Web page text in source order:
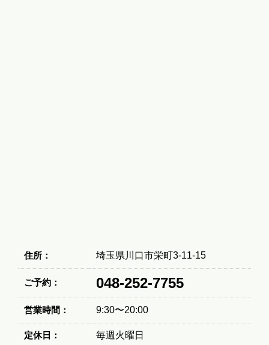
住所： 埼玉県川口市栄町3-11-15
ご予約： 048-252-7755
営業時間： 9:30〜20:00
定休日： 毎週火曜日